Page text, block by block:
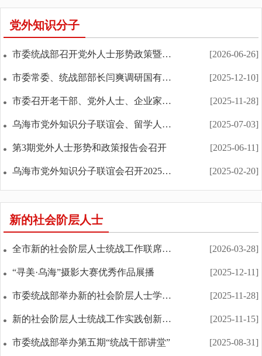
党外知识分子
[2026-06-26]
市委统战部召开党外人士形势政策暨民主监督工作报告...
[2025-12-10]
市委常委、统战部部长闫爽调研国有企业统战工作
[2025-11-28]
市委召开老干部、党外人士、企业家座谈会
[2025-07-03]
乌海市党外知识分子联谊会、留学人员联谊会、海外联...
[2025-06-11]
第3期党外人士形势和政策报告会召开
[2025-02-20]
乌海市党外知识分子联谊会召开2025年 第一次会长会
新的社会阶层人士
[2026-03-28]
全市新的社会阶层人士统战工作联席会议召开
[2025-12-11]
“寻美·乌海”摄影大赛优秀作品展播
[2025-11-28]
市委统战部举办新的社会阶层人士学习贯彻党的二十届...
[2025-11-15]
新的社会阶层人士统战工作实践创新基地建设经验交流...
[2025-08-31]
市委统战部举办第五期“统战干部讲堂”